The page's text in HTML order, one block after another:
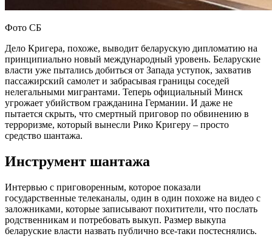
Фото СБ
Дело Кригера, похоже, выводит беларускую дипломатию на
принципиально новый международный уровень. Беларуские
власти уже пытались добиться от Запада уступок, захватив
пассажирский самолет и забрасывая границы соседей
нелегальными мигрантами. Теперь официальный Минск
угрожает убийством гражданина Германии. И даже не
пытается скрыть, что смертный приговор по обвинению в
терроризме, который вынесли Рико Кригеру – просто
средство шантажа.
Инструмент шантажа
Интервью с приговоренным, которое показали
государственные телеканалы, один в один похоже на видео с
заложниками, которые записывают похитители, что послать
родственникам и потребовать выкуп. Размер выкупа
беларуские власти назвать публично все-таки постеснялись.